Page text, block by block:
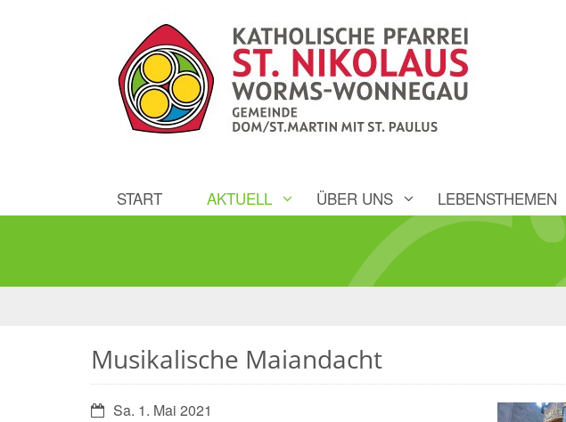
START AKTUELL ÜBER UNS LEBENSTHEMEN
Musikalische Maiandacht
Datum:Sa. 1. Mai 2021